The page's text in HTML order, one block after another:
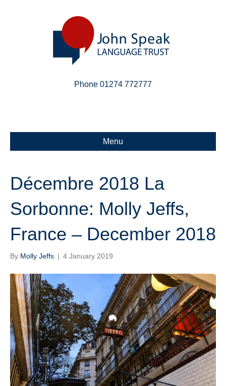
Phone 01274 772777
Menu
Décembre 2018 La
Sorbonne: Molly Jeffs,
France – December 2018
By Molly Jeffs | 4 January 2019